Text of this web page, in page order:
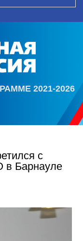
2021-2026
с
в Барнауле